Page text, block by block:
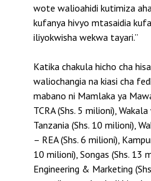
wote walioahidi kutimiza
kufanya hivyo mtasaidia
iliyokwisha wekwa tayari.”
Katika chakula hicho cha
waliochangia na kiasi cha
mabano ni Mamlaka ya
TCRA (Shs. 5 milioni),
Tanzania (Shs. 10 milioni),
– REA (Shs. 6 milioni),
10 milioni), Songas (Shs. 13
Engineering & Marketing